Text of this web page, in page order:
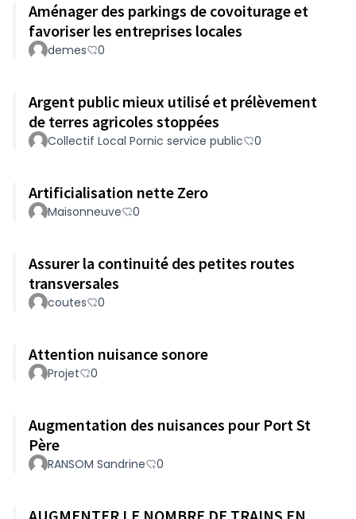
Aménager des parkings de covoiturage et
favoriser les entreprises locales
demes 0
Argent public mieux utilisé et prélèvement
de terres agricoles stoppées
Collectif Local Pornic service public 0
Artificialisation nette Zero
Maisonneuve 0
Assurer la continuité des petites routes
transversales
coutes 0
Attention nuisance sonore
Projet 0
Augmentation des nuisances pour Port St
Père
RANSOM Sandrine 0